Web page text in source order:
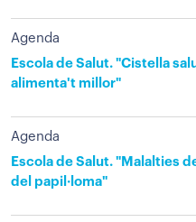
Agenda
Escola de Salut. "Cistella
alimenta't millor"
Agenda
Escola de Salut. "Malalties
del papil·loma"